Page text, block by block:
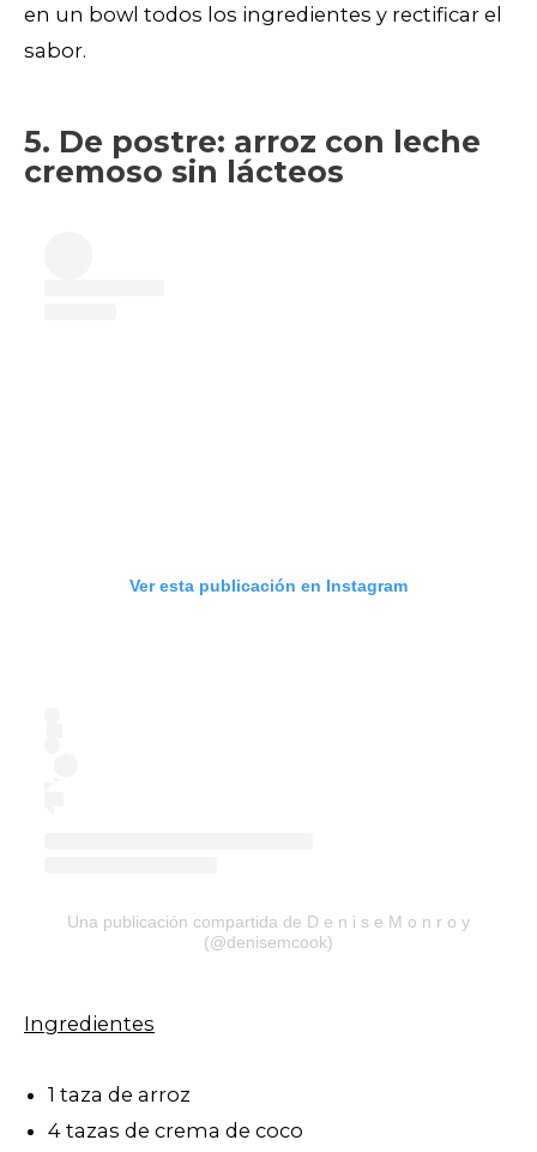
en un bowl todos los ingredientes y rectificar el
sabor.
5. De postre: arroz con leche
cremoso sin lácteos
Ver esta publicación en Instagram
Una publicación compartida de D e n i s e M o n r o y
(@denisemcook)
Ingredientes
1 taza de arroz
4 tazas de crema de coco